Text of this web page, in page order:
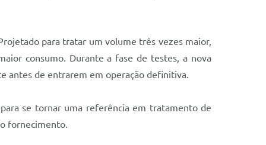
para tratar um volume três vezes maior,
consumo. Durante a fase de testes, a nova
antes de entrarem em operação definitiva.
se tornar uma referência em tratamento de
fornecimento.